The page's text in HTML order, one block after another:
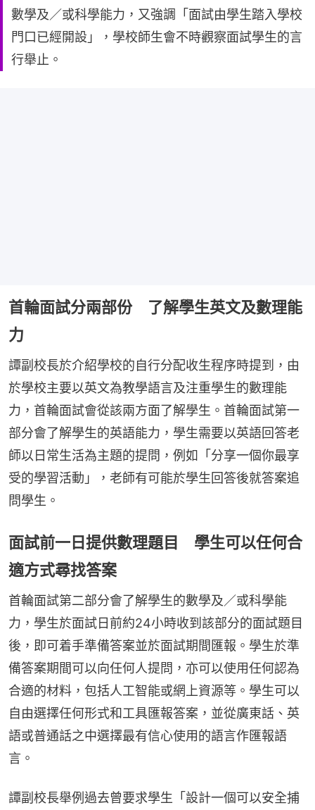
數學及／或科學能力，又強調「面試由學生踏入學校
門口已經開設」，學校師生會不時觀察面試學生的言
行舉止。
首輪面試分兩部份 了解學生英文及數理能
力
譚副校長於介紹學校的自行分配收生程序時提到，由
於學校主要以英文為教學語言及注重學生的數理能
力，首輪面試會從該兩方面了解學生。首輪面試第一
部分會了解學生的英語能力，學生需要以英語回答老
師以日常生活為主題的提問，例如「分享一個你最享
受的學習活動」，老師有可能於學生回答後就答案追
問學生。
面試前一日提供數理題目 學生可以任何合
適方式尋找答案
首輪面試第二部分會了解學生的數學及／或科學能
力，學生於面試日前約24小時收到該部分的面試題目
後，即可着手準備答案並於面試期間匯報。學生於準
備答案期間可以向任何人提問，亦可以使用任何認為
合適的材料，包括人工智能或網上資源等。學生可以
自由選擇任何形式和工具匯報答案，並從廣東話、英
語或普通話之中選擇最有信心使用的語言作匯報語
言。
譚副校長舉例過去曾要求學生「設計一個可以安全捕